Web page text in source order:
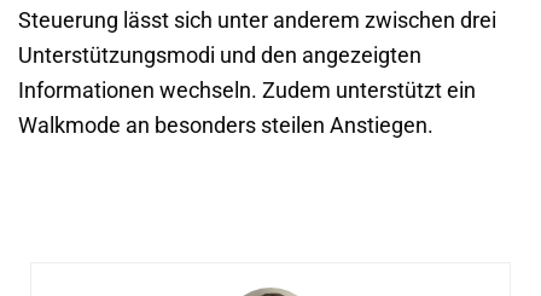
Steuerung lässt sich unter anderem zwischen drei
Unterstützungsmodi und den angezeigten
Informationen wechseln. Zudem unterstützt ein
Walkmode an besonders steilen Anstiegen.